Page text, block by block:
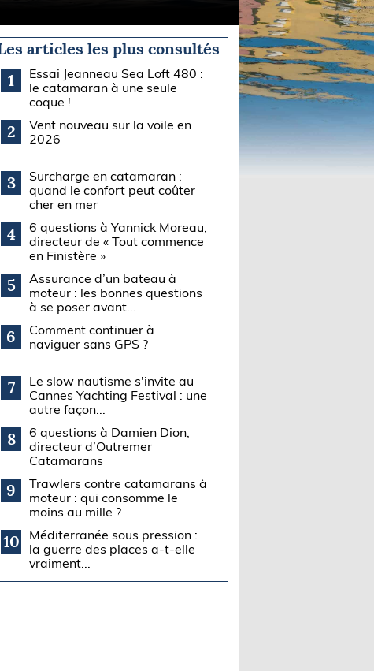
articles les plus consultés
1
Essai Jeanneau Sea Loft 480 :
le catamaran à une seule
coque !
2
Vent nouveau sur la voile en
2026
3
Surcharge en catamaran :
quand le confort peut coûter
cher en mer
4
6 questions à Yannick Moreau,
directeur de « Tout commence
en Finistère »
5
Assurance d’un bateau à
moteur : les bonnes questions
à se poser avant...
6
Comment continuer à
naviguer sans GPS ?
7
Le slow nautisme s'invite au
Cannes Yachting Festival : une
autre façon...
8
6 questions à Damien Dion,
directeur d’Outremer
Catamarans
9
Trawlers contre catamarans à
moteur : qui consomme le
moins au mille ?
10
Méditerranée sous pression :
la guerre des places a-t-elle
vraiment...